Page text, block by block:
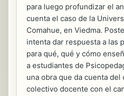
para luego profundizar el
cuenta el caso de la
Comahue, en Viedma.
intenta dar respuesta a las
para qué, qué y cómo
a estudiantes de
una obra que da cuenta
colectivo docente con el